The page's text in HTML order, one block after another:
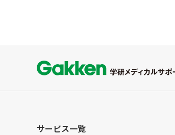
サービス一覧